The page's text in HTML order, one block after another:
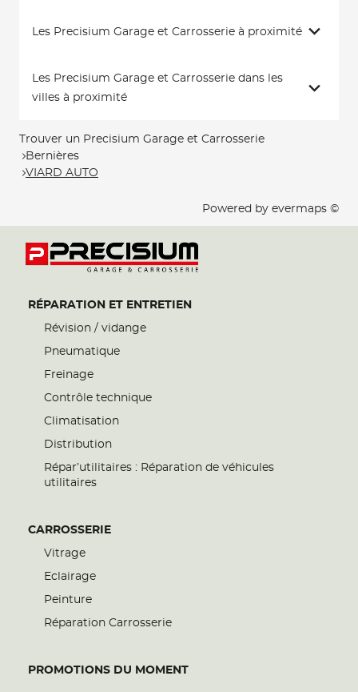
Les Precisium Garage et Carrosserie à proximité
Les Precisium Garage et Carrosserie dans les
villes à proximité
Trouver un Precisium Garage et Carrosserie
Bernières
VIARD AUTO
Powered by evermaps ©
RÉPARATION ET ENTRETIEN
Révision / vidange
Pneumatique
Freinage
Contrôle technique
Climatisation
Distribution
Répar’utilitaires : Réparation de véhicules
utilitaires
CARROSSERIE
Vitrage
Eclairage
Peinture
Réparation Carrosserie
PROMOTIONS DU MOMENT